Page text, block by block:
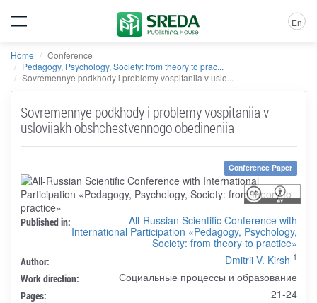
En
Home
Conference
Pedagogy, Psychology, Society: from theory to prac...
Sovremennye podkhody i problemy vospitaniia v uslo...
Sovremennye podkhody i problemy vospitaniia v
usloviiakh obshchestvennogo obedineniia
Conference Paper
Published in:
All-Russian Scientific Conference with
International Participation «Pedagogy, Psychology,
Society: from theory to practice»
Author: Dmitrii V. Kirsh 1
Work direction: Социальные процессы и образование
Pages: 21-24